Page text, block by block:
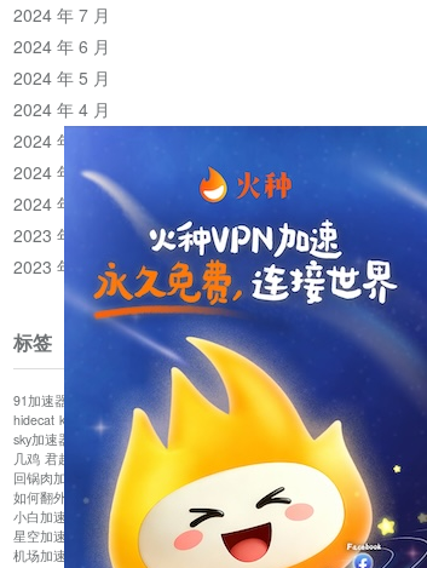
2024 年 7 月
2024 年 6 月
2024 年 5 月
2024 年 4 月
2024 年 3 月
2024 年 2 月
2024 年 1 月
2023 年 12 月
2023 年 11 月
标签
91加速器 bluelayer加速器
clash节点
hidecat kuai500 panda加速器
plex加速器
sky加速器
telegram加速器 中信加速器
云梯加速器
几鸡 君越加速器 哔咔漫画加速器
唐师傅加速器
回锅肉加速器
坚果加速器 壹点加速器
如何翻外墙网站 小哈vp加速器
小火箭加速器
小白加速器
布谷vp加速器 心阶云 快连
星空加速器
最新版clash安卓下载
月光加速器
机场加速器
松果云 极快加速器
梯子加速器